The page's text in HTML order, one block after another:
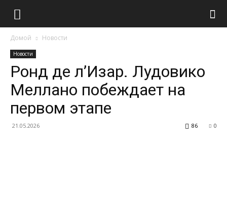
Домой Новости
Новости
Ронд де л’Изар. Лудовико
Меллано побеждает на
первом этапе
21.05.2026 0
86